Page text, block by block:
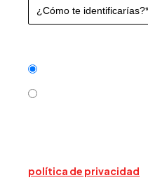
política de privacidad